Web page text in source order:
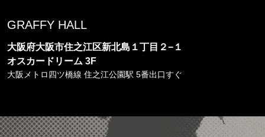
GRAFFY HALL
大阪府大阪市住之江区新北島１丁目２−１
オスカードリーム 3F
大阪メトロ四ツ橋線 住之江公園駅 5番出口すぐ